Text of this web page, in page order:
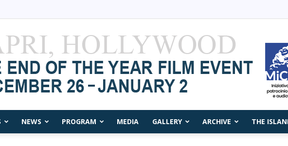
NEWS PROGRAM MEDIA GALLERY ARCHIVE THE